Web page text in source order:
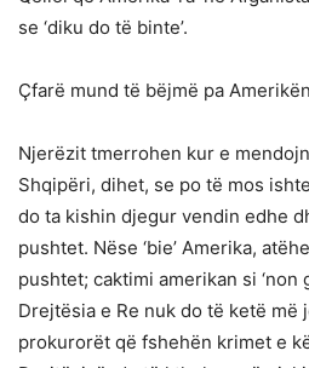
se ‘diku do të binte’.
Çfarë mund të bëjmë pa
Njerëzit tmerrohen kur e
Shqipëri, dihet, se po të mos
do ta kishin djegur vendin edhe
pushtet. Nëse ‘bie’ Amerika,
pushtet; caktimi amerikan si ‘non
Drejtësia e Re nuk do të ketë më
prokurorët që fshehën krimet e